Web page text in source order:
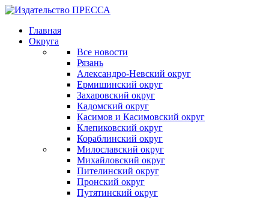
Главная
Округа
Все новости
Рязань
Александро-Невский округ
Ермишинский округ
Захаровский округ
Кадомский округ
Касимов и Касимовский округ
Клепиковский округ
Кораблинский округ
Милославский округ
Михайловский округ
Пителинский округ
Пронский округ
Путятинский округ